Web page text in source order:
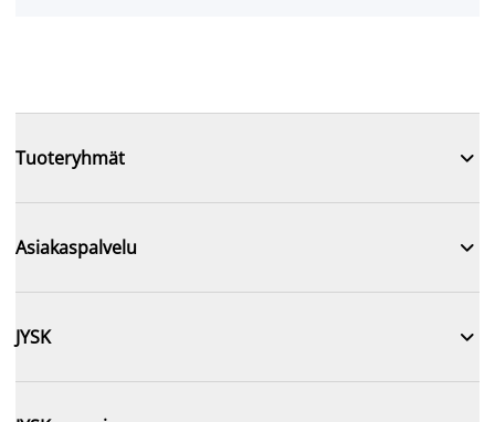
Tuoteryhmät 
Asiakaspalvelu 
JYSK 